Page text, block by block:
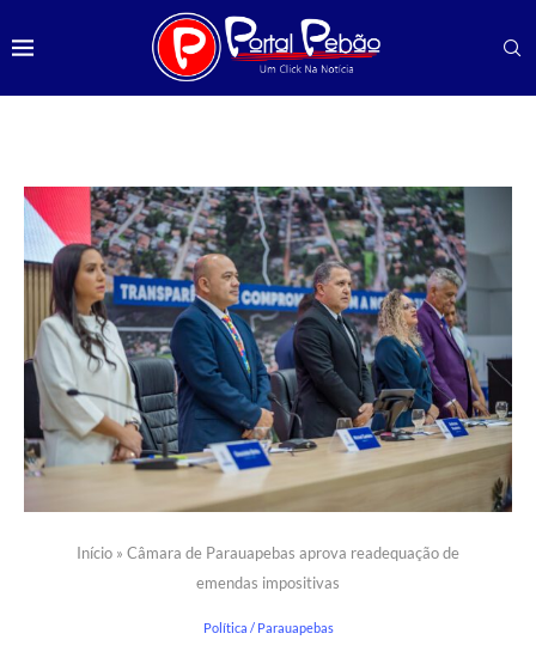
Início » Câmara de Parauapebas aprova readequação de
emendas impositivas
Política / Parauapebas